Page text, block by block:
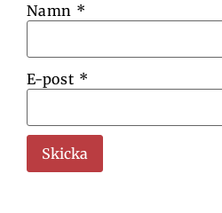
Namn *
E-post *